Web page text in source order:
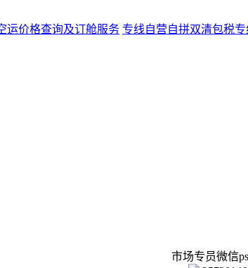
运价格查询及订舱服务 专线自营自拼双清包税专
市场专员微信